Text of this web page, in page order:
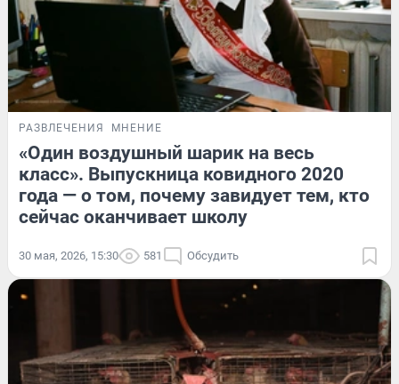
РАЗВЛЕЧЕНИЯ МНЕНИЕ
«Один воздушный шарик на весь
класс». Выпускница ковидного 2020
года — о том, почему завидует тем, кто
сейчас оканчивает школу
30 мая, 2026, 15:30 581 Обсудить